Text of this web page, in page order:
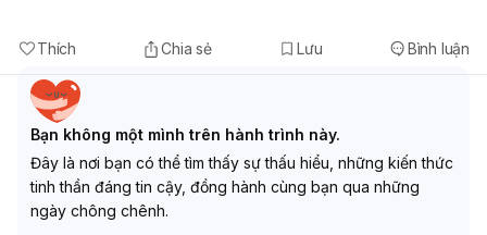
Thích Chia sẻ Lưu Bình luận
Bạn không một mình trên hành trình này.
Đây là nơi bạn có thể tìm thấy sự thấu hiểu, những kiến thức
tinh thần đáng tin cậy, đồng hành cùng bạn qua những
ngày chông chênh.